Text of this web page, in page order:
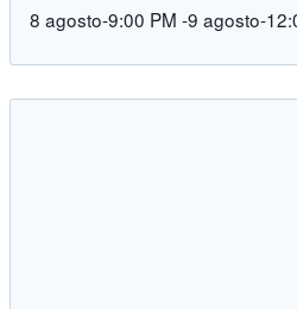
8 agosto-9:00 PM -9 agosto-